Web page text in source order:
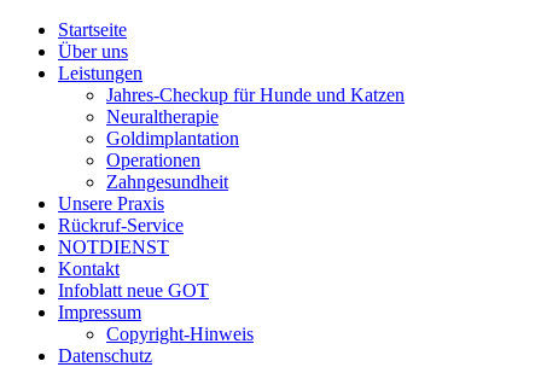
Startseite
Über uns
Leistungen
Jahres-Checkup für Hunde und Katzen
Neuraltherapie
Goldimplantation
Operationen
Zahngesundheit
Unsere Praxis
Rückruf-Service
NOTDIENST
Kontakt
Infoblatt neue GOT
Impressum
Copyright-Hinweis
Datenschutz